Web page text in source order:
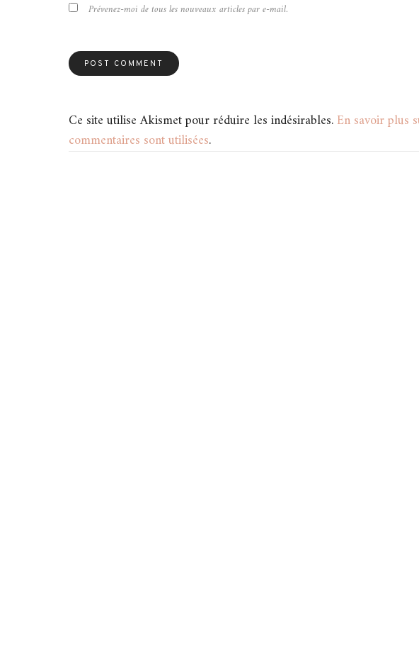
Prévenez-moi de tous les nouveaux articles par e-mail.
Ce site utilise Akismet pour réduire les indésirables.En savoir plus
commentaires sont utilisées.